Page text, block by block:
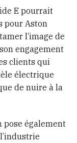
E pourrait
pour Aston
l’image de
engagement
clients qui
électrique
de nuire à la
pose également